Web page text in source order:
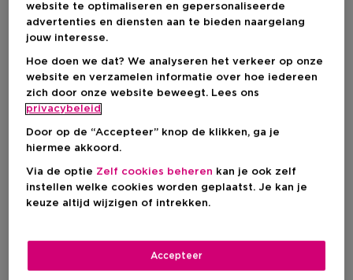
Kies je formaat
50 ML
50 ML
€ 120,00
€ 120,00
IN WINKELMANDJE
website te optimaliseren en gepersonaliseerde
advertenties en diensten aan te bieden naargelang
jouw interesse.
Hoe doen we dat? We analyseren het verkeer op onze
website en verzamelen informatie over hoe iedereen
zich door onze website beweegt. Lees ons
privacybeleid
Door op de “Accepteer” knop de klikken, ga je
hiermee akkoord.
Via de optie Zelf cookies beheren kan je ook zelf
instellen welke cookies worden geplaatst. Je kan je
keuze altijd wijzigen of intrekken.
Accepteer